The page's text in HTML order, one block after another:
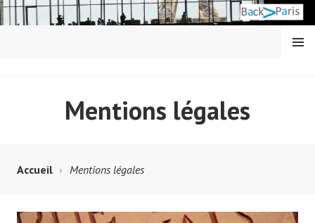
Aller
au
MENU
Mentions légales
Accueil Mentions légales